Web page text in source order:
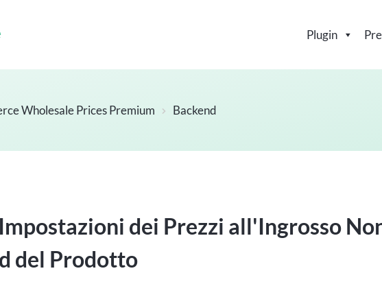
Plugin
Wholesale Prices Premium Backend
dei Prezzi all'Ingrosso
del Prodotto